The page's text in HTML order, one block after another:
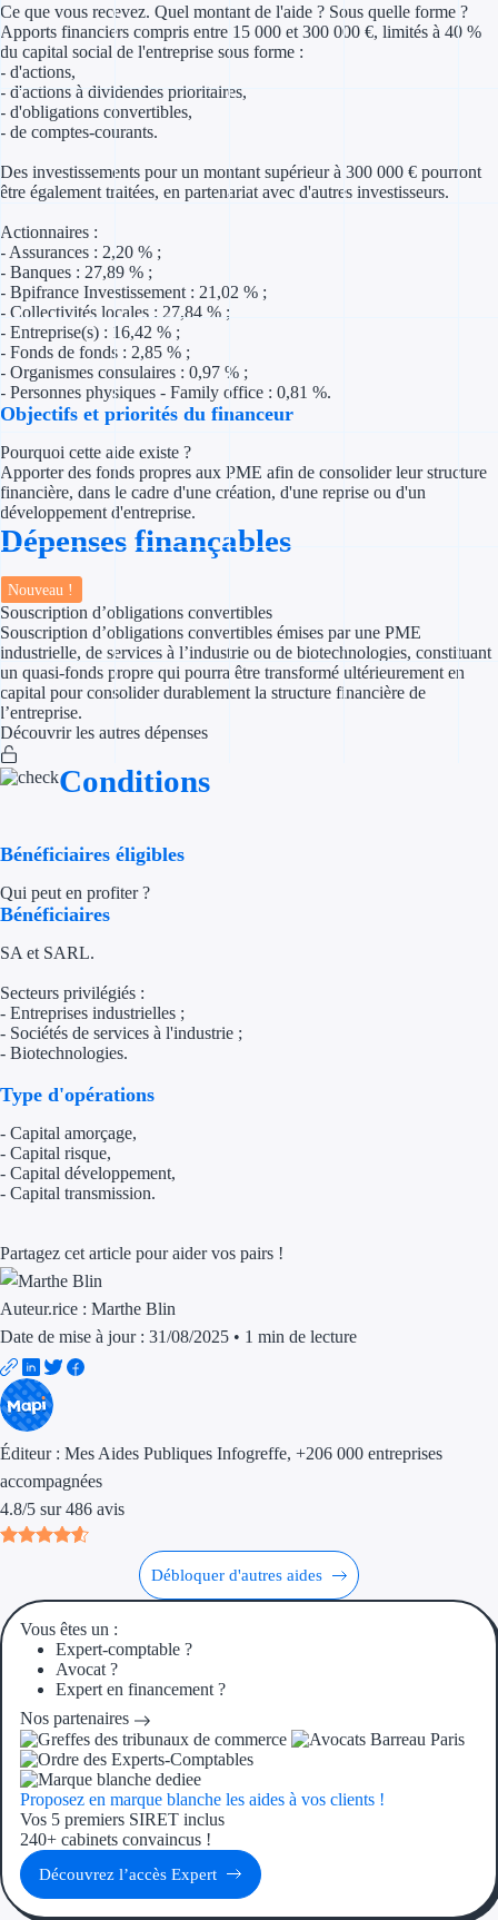
Crédits &
Appel à projet
Aides par
Aides Région
Aides Région Île-
Aides Région
Ce que vous recevez. Quel montant de l'aide ? Sous quelle forme ?
Apports financiers compris entre 15 000 et 300 000 €, limités à 40 %
du capital social de l'entreprise sous forme :
- d'actions,
- d'actions à dividendes prioritaires,
- d'obligations convertibles,
- de comptes-courants.
Des investissements pour un montant supérieur à 300 000 € pourront
être également traitées, en partenariat avec d'autres investisseurs.
Actionnaires :
- Assurances : 2,20 % ;
- Banques : 27,89 % ;
- Bpifrance Investissement : 21,02 % ;
- Collectivités locales : 27,84 % ;
- Entreprise(s) : 16,42 % ;
- Fonds de fonds : 2,85 % ;
- Organismes consulaires : 0,97 % ;
- Personnes physiques - Family office : 0,81 %.
Objectifs et priorités du financeur
Pourquoi cette aide existe ?
Apporter des fonds propres aux PME afin de consolider leur structure
financière, dans le cadre d'une création, d'une reprise ou d'un
développement d'entreprise.
Dépenses finançables
Nouveau !
Souscription d’obligations convertibles
Souscription d’obligations convertibles émises par une PME
industrielle, de services à l’industrie ou de biotechnologies, constituant
un quasi‑fonds propre qui pourra être transformé ultérieurement en
capital pour consolider durablement la structure financière de
l’entreprise.
Découvrir les autres dépenses
Conditions
Bénéficiaires éligibles
Qui peut en profiter ?
Bénéficiaires
SA et SARL.
Secteurs privilégiés :
- Entreprises industrielles ;
- Sociétés de services à l'industrie ;
- Biotechnologies.
Type d'opérations
- Capital amorçage,
- Capital risque,
- Capital développement,
- Capital transmission.
Partagez cet article pour aider vos pairs !
Auteur.rice : Marthe Blin
Date de mise à jour : 31/08/2025 • 1 min de lecture
Éditeur : Mes Aides Publiques Infogreffe, +206 000 entreprises
accompagnées
4.8/5 sur 486 avis
Débloquer d'autres aides
Vous êtes un :
Expert-comptable ?
Avocat ?
Expert en financement ?
Nos partenaires
Proposez en marque blanche les aides à vos clients !
Vos 5 premiers SIRET inclus
240+ cabinets convaincus !
Découvrez l’accès Expert